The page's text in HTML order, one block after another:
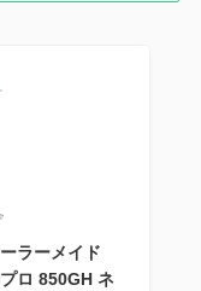
ラーメイド
ロ 850GH ネ